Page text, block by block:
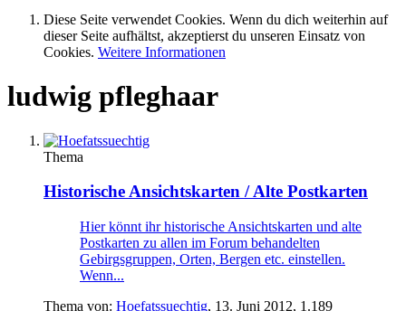
Diese Seite verwendet Cookies. Wenn du dich weiterhin auf
dieser Seite aufhältst, akzeptierst du unseren Einsatz von
Cookies. Weitere Informationen
ludwig pfleghaar
Thema
Historische Ansichtskarten / Alte Postkarten
Hier könnt ihr historische Ansichtskarten und alte
Postkarten zu allen im Forum behandelten
Gebirgsgruppen, Orten, Bergen etc. einstellen.
Wenn...
Thema von: Hoefatssuechtig, 13. Juni 2012, 1.189